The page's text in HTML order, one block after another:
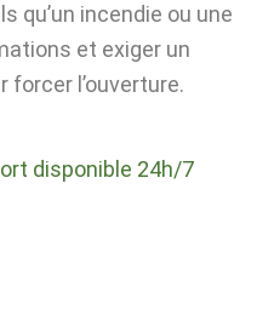
qu’un incendie ou une
et exiger un
forcer l’ouverture.
disponible 24h/7